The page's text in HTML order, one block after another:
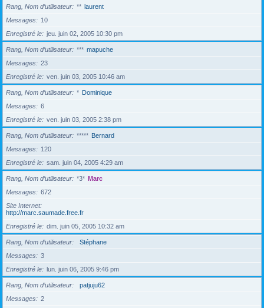
Rang, Nom d’utilisateur ** laurent
Messages
10
Enregistré le
jeu. juin 02, 2005 10:30 pm
Rang, Nom d’utilisateur *** mapuche
Messages
23
Enregistré le
ven. juin 03, 2005 10:46 am
Rang, Nom d’utilisateur * Dominique
Messages
6
Enregistré le
ven. juin 03, 2005 2:38 pm
Rang, Nom d’utilisateur ***** Bernard
Messages
120
Enregistré le
sam. juin 04, 2005 4:29 am
Rang, Nom d’utilisateur *3* Marc
Messages
672
Site Internet
http://marc.saumade.free.fr
Enregistré le
dim. juin 05, 2005 10:32 am
Rang, Nom d’utilisateur
Stéphane
Messages
3
Enregistré le
lun. juin 06, 2005 9:46 pm
Rang, Nom d’utilisateur
patjuju62
Messages
2